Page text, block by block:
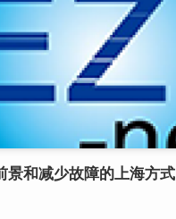
景和减少故障的上海方式